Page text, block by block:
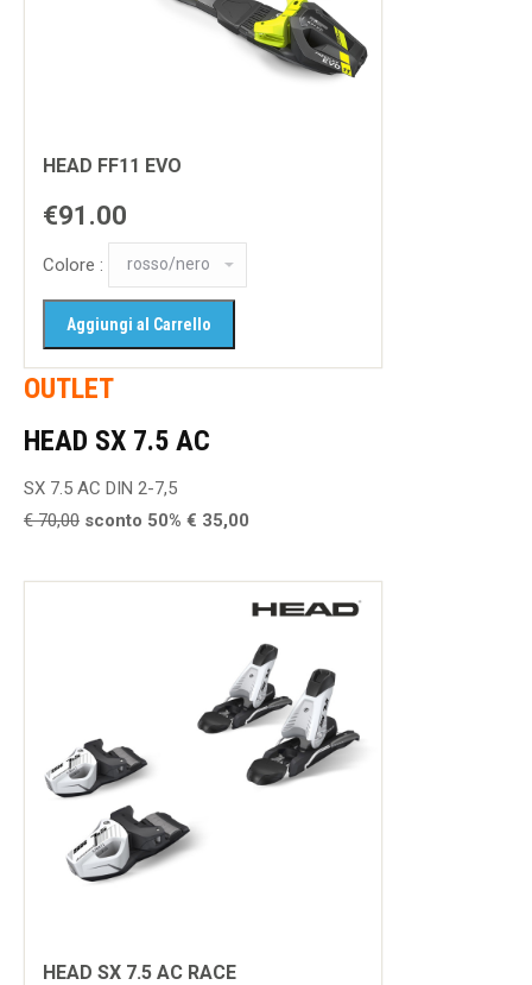
HEAD FF11 EVO
€91.00
Colore :
OUTLET
HEAD SX 7.5 AC
SX 7.5 AC DIN 2-7,5
€ 70,00 sconto 50% € 35,00
HEAD SX 7.5 AC RACE